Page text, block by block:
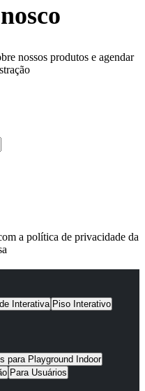
nossos produtos e agendar
a política de privacidade da
Interativa Piso Interativo
para Playground Indoor
Para Usuários